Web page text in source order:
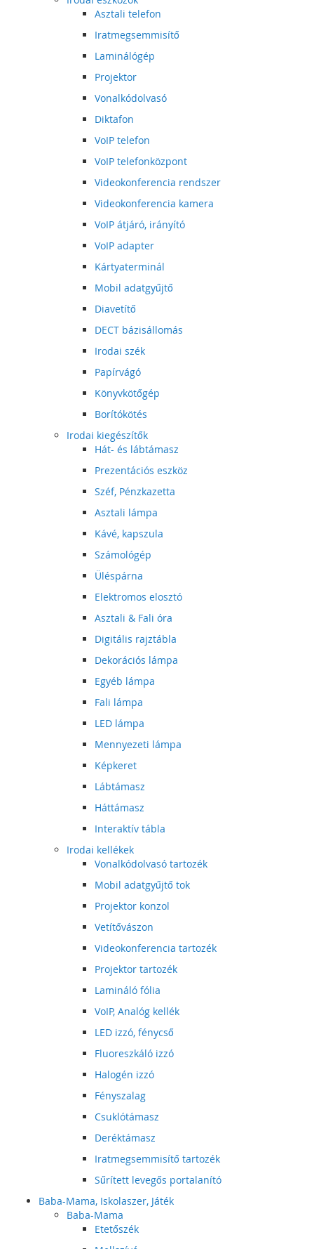
Asztali telefon
Iratmegsemmisítő
Laminálógép
Projektor
Vonalkódolvasó
Diktafon
VoIP telefon
VoIP telefonközpont
Videokonferencia rendszer
Videokonferencia kamera
VoIP átjáró, irányító
VoIP adapter
Kártyaterminál
Mobil adatgyűjtő
Diavetítő
DECT bázisállomás
Irodai szék
Papírvágó
Könyvkötőgép
Borítókötés
Irodai kiegészítők
Hát- és lábtámasz
Prezentációs eszköz
Széf, Pénzkazetta
Asztali lámpa
Kávé, kapszula
Számológép
Üléspárna
Elektromos elosztó
Asztali & Fali óra
Digitális rajztábla
Dekorációs lámpa
Egyéb lámpa
Fali lámpa
LED lámpa
Mennyezeti lámpa
Képkeret
Lábtámasz
Háttámasz
Interaktív tábla
Irodai kellékek
Vonalkódolvasó tartozék
Mobil adatgyűjtő tok
Projektor konzol
Vetítővászon
Videokonferencia tartozék
Projektor tartozék
Lamináló fólia
VoIP, Analóg kellék
LED izzó, fénycső
Fluoreszkáló izzó
Halogén izzó
Fényszalag
Csuklótámasz
Deréktámasz
Iratmegsemmisítő tartozék
Sűrített levegős portalanító
Baba-Mama, Iskolaszer, Játék
Baba-Mama
Etetőszék